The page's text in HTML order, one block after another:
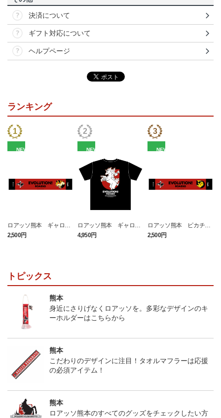
決済について
ギフト対応について
ヘルプページ
ランキング
NEW
ロアッソ熊本 ギャロッ
プ タオルマフラー
2,500円
NEW
ロアッソ熊本 ギャロッ
プ Tシャツ BLACK
4,950円
NEW
ロアッソ熊本 ピカチュ
ウ タオルマフラー
2,500円
トピックス
熊本
身近にさりげなくロアッソを。多彩なデザインのキ
ーホルダーはこちらから
熊本
こだわりのデザインに注目！タオルマフラーは応援
の必須アイテム！
熊本
ロアッソ熊本のすべてのグッズをチェックしたい方